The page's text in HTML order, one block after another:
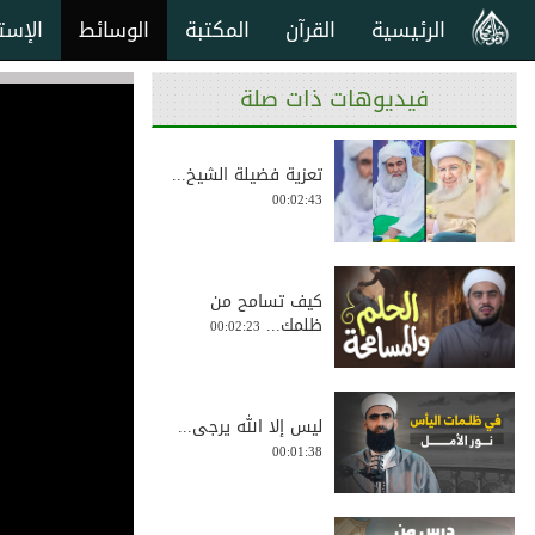
الوسائط المكتبة القرآن الرئيسية
فيديوهات ذات صلة
تعزية فضيلة الشيخ...
00:02:43
كيف تسامح من
ظلمك... 00:02:23
ليس إلا الله يرجى...
00:01:38